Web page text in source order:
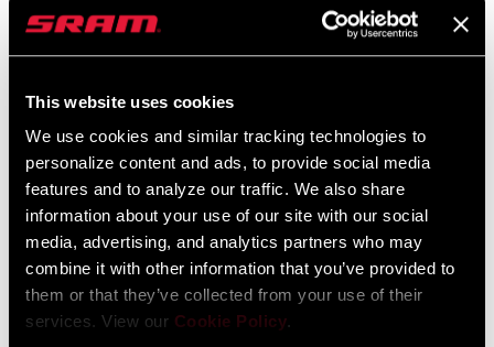
This website uses cookies
We use cookies and similar tracking technologies to
personalize content and ads, to provide social media
features and to analyze our traffic. We also share
information about your use of our site with our social
media, advertising, and analytics partners who may
combine it with other information that you’ve provided to
them or that they’ve collected from your use of their
services. View our Cookie Policy.
Langue English
Disc Brake Caliper Mounting
Specifications for Road and MTB
Langue English
3 MB